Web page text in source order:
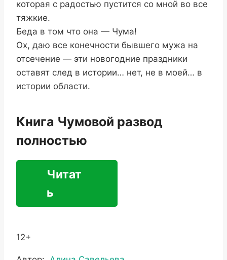
которая с радостью пустится со мной во все
тяжкие.
Беда в том что она — Чума!
Ох, даю все конечности бывшего мужа на
отсечение — эти новогодние праздники
оставят след в истории… нет, не в моей… в
истории области.
Книга Чумовой развод
полностью
Читат
ь
12+